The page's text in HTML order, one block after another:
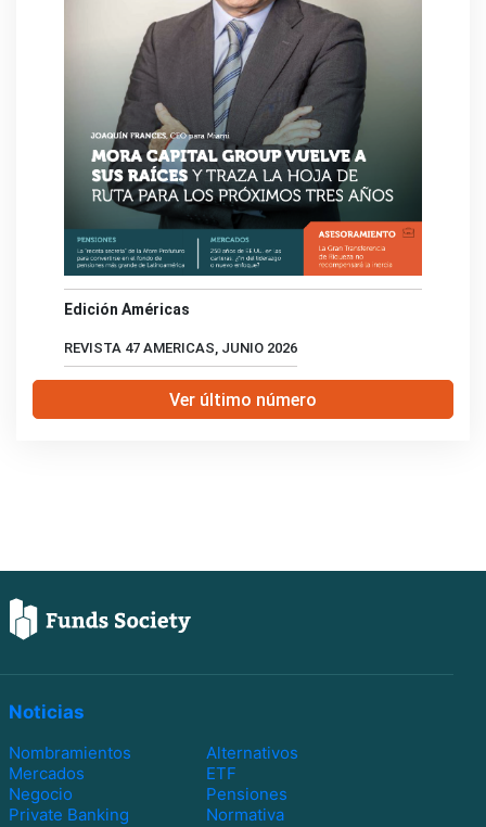
Edición Américas
REVISTA 47 AMERICAS, JUNIO 2026
Ver último número
Noticias
Nombramientos
Alternativos
Mercados
ETF
Negocio
Pensiones
Private Banking
Normativa